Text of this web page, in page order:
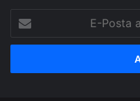
Posta
adresinizi